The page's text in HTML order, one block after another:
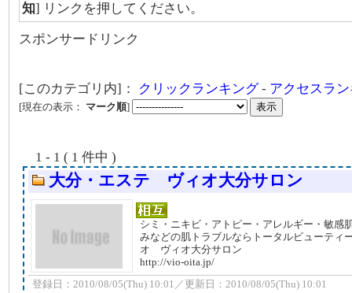
知] リンクを押してください。
スポンサードリンク
[このカテゴリ内]： クリックランキング- アクセスラ
[現在の表示： マーク順]
1 - 1 ( 1 件中 )
大分・エステ ヴィオ大分サロン
シミ・ニキビ・アトピー・アレルギー・敏感
みなどの肌トラブルならトータルビューティ
オ ヴィオ大分サロン
http://vio-oita.jp/
登録日：2010/08/05(Thu) 10:01／更新日：2010/08/05(Thu) 10:01